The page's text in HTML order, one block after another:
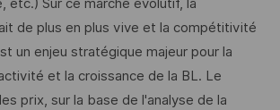
etc.) Sur ce marché évolutif, la
de plus en plus vive et la compétitivité
un enjeu stratégique majeur pour la
et la croissance de la BL. Le
prix, sur la base de l'analyse de la